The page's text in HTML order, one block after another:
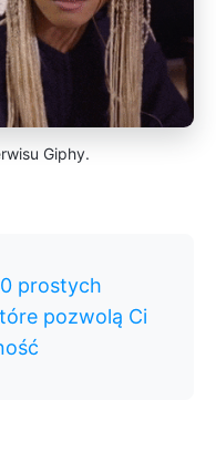
Giphy.
prostych
pozwolą Ci